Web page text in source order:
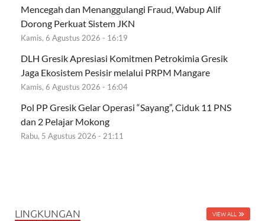
Mencegah dan Menanggulangi Fraud, Wabup Alif
Dorong Perkuat Sistem JKN
Kamis, 6 Agustus 2026 - 16:19
DLH Gresik Apresiasi Komitmen Petrokimia Gresik
Jaga Ekosistem Pesisir melalui PRPM Mangare
Kamis, 6 Agustus 2026 - 16:04
Pol PP Gresik Gelar Operasi “Sayang”, Ciduk 11 PNS
dan 2 Pelajar Mokong
Rabu, 5 Agustus 2026 - 21:11
LINGKUNGAN VIEW ALL